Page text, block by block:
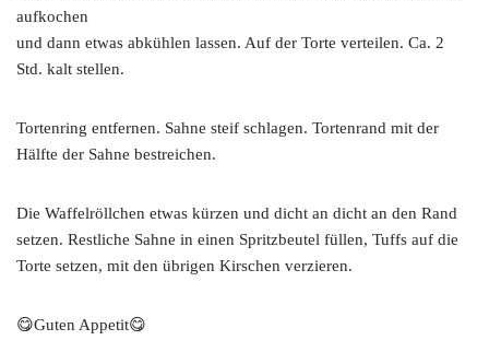
aufkochen
und dann etwas abkühlen lassen. Auf der Torte verteilen. Ca. 2
Std. kalt stellen.
Tortenring entfernen. Sahne steif schlagen. Tortenrand mit der
Hälfte der Sahne bestreichen.
Die Waffelröllchen etwas kürzen und dicht an dicht an den Rand
setzen. Restliche Sahne in einen Spritzbeutel füllen, Tuffs auf die
Torte setzen, mit den übrigen Kirschen verzieren.
😋Guten Appetit😋